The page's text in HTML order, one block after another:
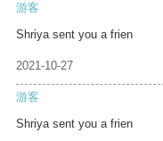
游客
Shriya sent you a frien
2021-10-27
游客
Shriya sent you a frien